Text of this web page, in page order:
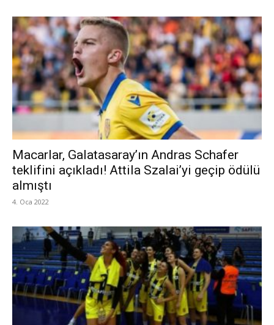
Macarlar, Galatasaray’ın Andras Schafer
teklifini açıkladı! Attila Szalai’yi geçip ödülü
almıştı
4. Oca 2022